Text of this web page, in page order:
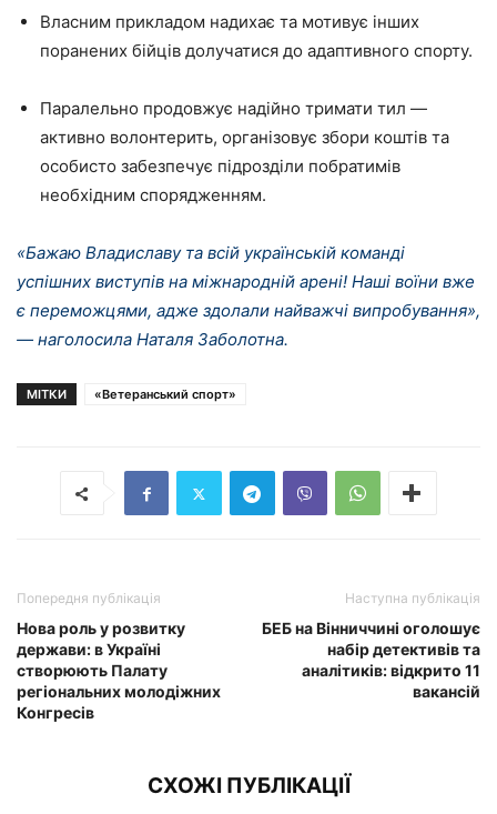
Власним прикладом надихає та мотивує інших
поранених бійців долучатися до адаптивного спорту.
Паралельно продовжує надійно тримати тил —
активно волонтерить, організовує збори коштів та
особисто забезпечує підрозділи побратимів
необхідним спорядженням.
«Бажаю Владиславу та всій українській команді
успішних виступів на міжнародній арені! Наші воїни вже
є переможцями, адже здолали найважчі випробування»,
— наголосила Наталя Заболотна.
МІТКИ «Ветеранський спорт»
Попередня публікація
Нова роль у розвитку
держави: в Україні
створюють Палату
регіональних молодіжних
Конгресів
Наступна публікація
БЕБ на Вінниччині оголошує
набір детективів та
аналітиків: відкрито 11
вакансій
СХОЖІ ПУБЛІКАЦІЇ